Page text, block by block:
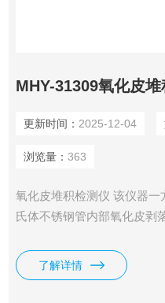
MHY-31309氧化皮
更新时间： 2025-12-04
浏览量： 363
氧化皮堆积检测仪 该仪器
氏体不锈钢管内部氧化皮剥
皮的检测，给高温炉管氧化
持
了解详情